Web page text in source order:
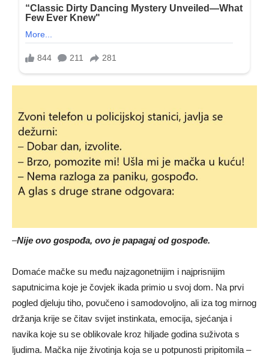
–Nije ovo gospođa, ovo je papagaj od gospođe.
Domaće mačke su među najzagonetnijim i najprisnijim
saputnicima koje je čovjek ikada primio u svoj dom. Na prvi
pogled djeluju tiho, povučeno i samodovoljno, ali iza tog mirnog
držanja krije se čitav svijet instinkata, emocija, sjećanja i
navika koje su se oblikovale kroz hiljade godina suživota s
ljudima. Mačka nije životinja koja se u potpunosti pripitomila –